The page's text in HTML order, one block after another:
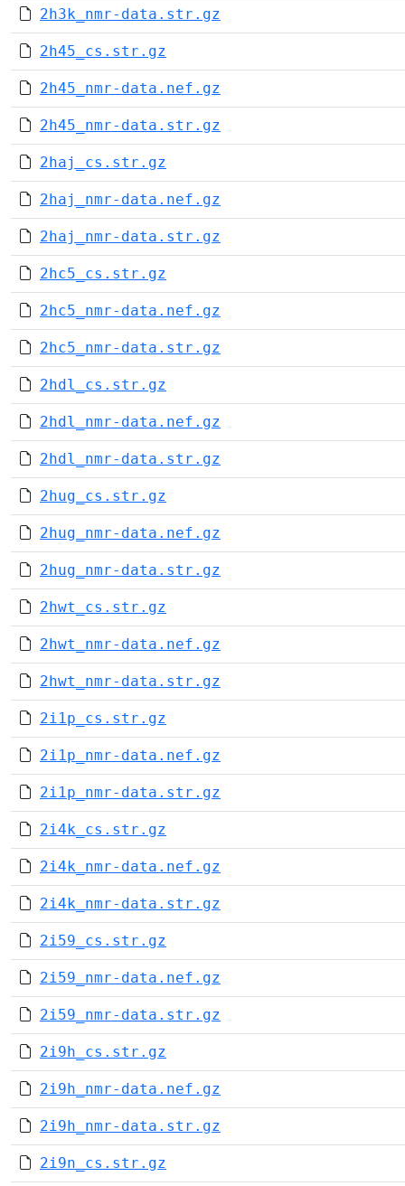
2h3k_nmr-data.str.gz
2h45_cs.str.gz
2h45_nmr-data.nef.gz
2h45_nmr-data.str.gz
2haj_cs.str.gz
2haj_nmr-data.nef.gz
2haj_nmr-data.str.gz
2hc5_cs.str.gz
2hc5_nmr-data.nef.gz
2hc5_nmr-data.str.gz
2hdl_cs.str.gz
2hdl_nmr-data.nef.gz
2hdl_nmr-data.str.gz
2hug_cs.str.gz
2hug_nmr-data.nef.gz
2hug_nmr-data.str.gz
2hwt_cs.str.gz
2hwt_nmr-data.nef.gz
2hwt_nmr-data.str.gz
2i1p_cs.str.gz
2i1p_nmr-data.nef.gz
2i1p_nmr-data.str.gz
2i4k_cs.str.gz
2i4k_nmr-data.nef.gz
2i4k_nmr-data.str.gz
2i59_cs.str.gz
2i59_nmr-data.nef.gz
2i59_nmr-data.str.gz
2i9h_cs.str.gz
2i9h_nmr-data.nef.gz
2i9h_nmr-data.str.gz
2i9n_cs.str.gz